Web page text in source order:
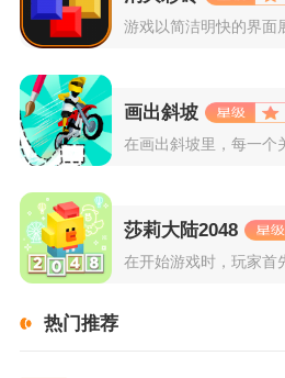
画出斜坡
莎莉大陆2048
热门推荐